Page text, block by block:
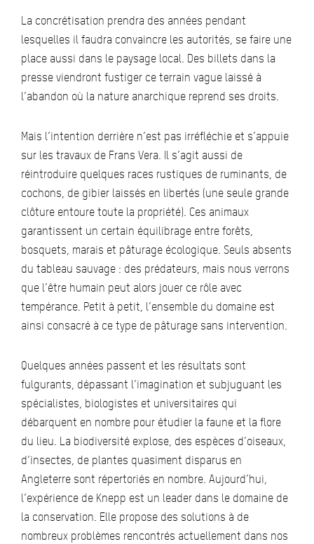
La concrétisation prendra des années pendant
lesquelles il faudra convaincre les autorités, se faire une
place aussi dans le paysage local. Des billets dans la
presse viendront fustiger ce terrain vague laissé à
l’abandon où la nature anarchique reprend ses droits.
Mais l’intention derrière n’est pas irréfléchie et s’appuie
sur les travaux de Frans Vera. Il s’agit aussi de
réintroduire quelques races rustiques de ruminants, de
cochons, de gibier laissés en libertés (une seule grande
clôture entoure toute la propriété). Ces animaux
garantissent un certain équilibrage entre forêts,
bosquets, marais et pâturage écologique. Seuls absents
du tableau sauvage : des prédateurs, mais nous verrons
que l’être humain peut alors jouer ce rôle avec
tempérance. Petit à petit, l’ensemble du domaine est
ainsi consacré à ce type de pâturage sans intervention.
Quelques années passent et les résultats sont
fulgurants, dépassant l’imagination et subjuguant les
spécialistes, biologistes et universitaires qui
débarquent en nombre pour étudier la faune et la flore
du lieu. La biodiversité explose, des espèces d’oiseaux,
d’insectes, de plantes quasiment disparus en
Angleterre sont répertoriés en nombre. Aujourd’hui,
l’expérience de Knepp est un leader dans le domaine de
la conservation. Elle propose des solutions à de
nombreux problèmes rencontrés actuellement dans nos